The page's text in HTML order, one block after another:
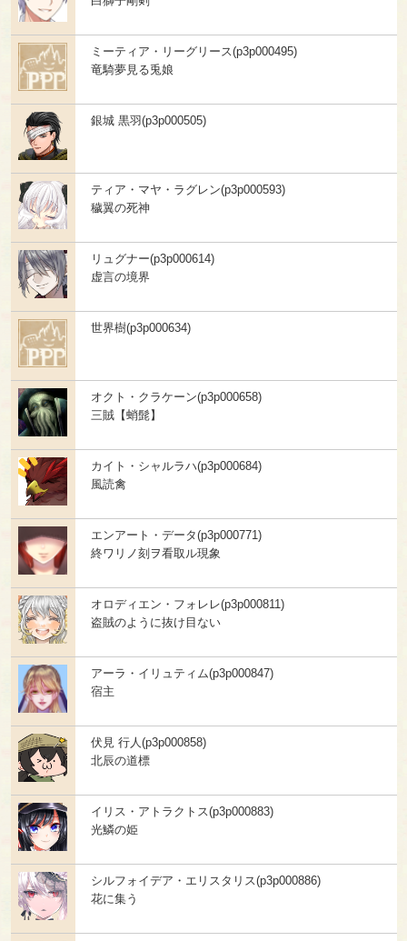
ミーティア・リーグリース(p3p000495)
竜騎夢見る兎娘
銀城 黒羽(p3p000505)
ティア・マヤ・ラグレン(p3p000593)
穢翼の死神
リュグナー(p3p000614)
虚言の境界
世界樹(p3p000634)
オクト・クラケーン(p3p000658)
三賊【蛸髭】
カイト・シャルラハ(p3p000684)
風読禽
エンアート・データ(p3p000771)
終ワリノ刻ヲ看取ル現象
オロディエン・フォレレ(p3p000811)
盗賊のように抜け目ない
アーラ・イリュティム(p3p000847)
宿主
伏見 行人(p3p000858)
北辰の道標
イリス・アトラクトス(p3p000883)
光鱗の姫
シルフォイデア・エリスタリス(p3p000886)
花に集う